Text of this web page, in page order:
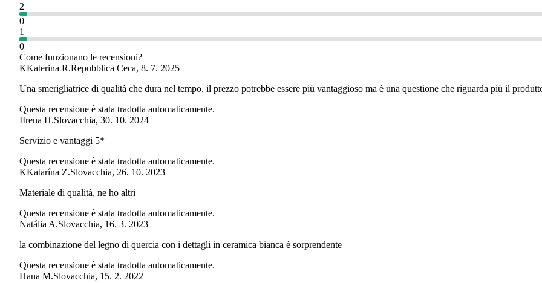
2
0
1
0
Come funzionano le recensioni?
KKaterina R.Repubblica Ceca, 8. 7. 2025
Una smerigliatrice di qualità che dura nel tempo, il prezzo potrebbe essere più vantaggioso ma è una questione che riguarda più il
Questa recensione è stata tradotta automaticamente.
IIrena H.Slovacchia, 30. 10. 2024
Servizio e vantaggi 5*
Questa recensione è stata tradotta automaticamente.
KKatarína Z.Slovacchia, 26. 10. 2023
Materiale di qualità, ne ho altri
Questa recensione è stata tradotta automaticamente.
Natália A.Slovacchia, 16. 3. 2023
la combinazione del legno di quercia con i dettagli in ceramica bianca è sorprendente
Questa recensione è stata tradotta automaticamente.
Hana M.Slovacchia, 15. 2. 2022